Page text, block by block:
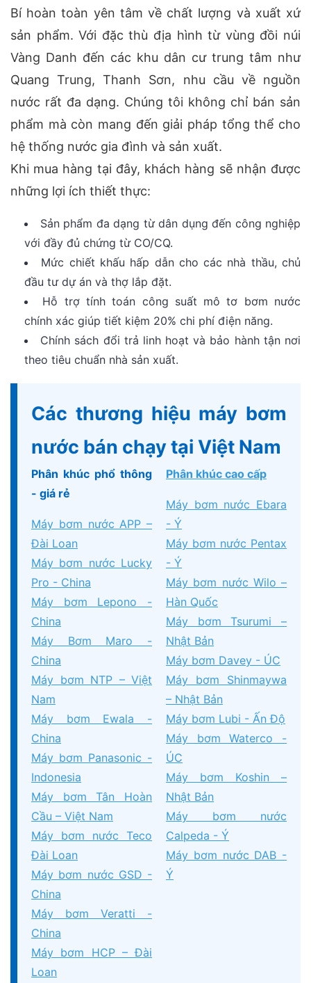
Bí hoàn toàn yên tâm về chất lượng và xuất xứ
sản phẩm. Với đặc thù địa hình từ vùng đồi núi
Vàng Danh đến các khu dân cư trung tâm như
Quang Trung, Thanh Sơn, nhu cầu về nguồn
nước rất đa dạng. Chúng tôi không chỉ bán sản
phẩm mà còn mang đến giải pháp tổng thể cho
hệ thống nước gia đình và sản xuất.
Khi mua hàng tại đây, khách hàng sẽ nhận được
những lợi ích thiết thực:
Sản phẩm đa dạng từ dân dụng đến công nghiệp
với đầy đủ chứng từ CO/CQ.
Mức chiết khấu hấp dẫn cho các nhà thầu, chủ
đầu tư dự án và thợ lắp đặt.
Hỗ trợ tính toán công suất mô tơ bơm nước
chính xác giúp tiết kiệm 20% chi phí điện năng.
Chính sách đổi trả linh hoạt và bảo hành tận nơi
theo tiêu chuẩn nhà sản xuất.
Các thương hiệu máy bơm
nước bán chạy tại Việt Nam
Phân khúc phổ thông
- giá rẻ
Máy bơm nước APP –
Đài Loan
Máy bơm nước Lucky
Pro - China
Máy bơm Lepono -
China
Máy Bơm Maro -
China
Máy bơm NTP – Việt
Nam
Máy bơm Ewala -
China
Máy bơm Panasonic -
Indonesia
Máy bơm Tân Hoàn
Cầu – Việt Nam
Máy bơm nước Teco
Đài Loan
Máy bơm nước GSD -
China
Máy bơm Veratti -
China
Máy bơm HCP – Đài
Loan
Phân khúc cao cấp
Máy bơm nước Ebara
- Ý
Máy bơm nước Pentax
- Ý
Máy bơm nước Wilo –
Hàn Quốc
Máy bơm Tsurumi –
Nhật Bản
Máy bơm Davey - ÚC
Máy bơm Shinmaywa
– Nhật Bản
Máy bơm Lubi - Ấn Độ
Máy bơm Waterco -
ÚC
Máy bơm Koshin –
Nhật Bản
Máy bơm nước
Calpeda - Ý
Máy bơm nước DAB -
Ý